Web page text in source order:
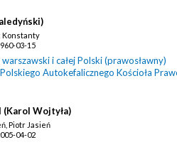
Konstanty
03-15
i całej Polski (prawosławny)
Autokefalicznego Kościoła
(Karol Wojtyła)
Piotr Jasień
04-02